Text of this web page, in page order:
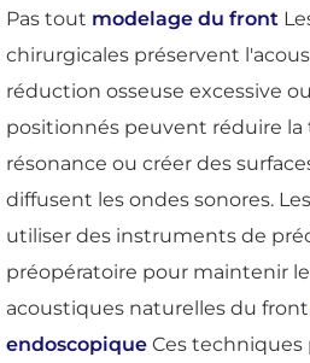
Pas tout modelage du front
chirurgicales préservent
réduction osseuse excessive
positionnés peuvent réduire la
résonance ou créer des
diffusent les ondes sonores.
utiliser des instruments de
préopératoire pour maintenir
acoustiques naturelles du
endoscopique Ces